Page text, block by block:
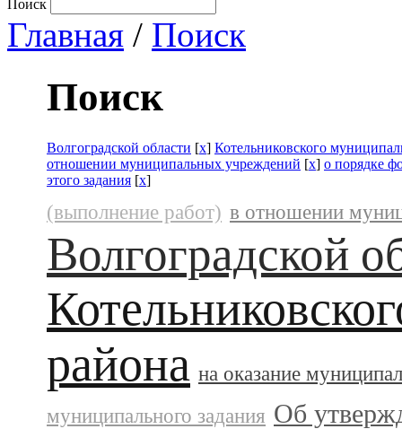
Поиск
Главная / Поиск
Поиск
Волгоградской области [x] Котельниковского
отношении муниципальных учреждений [x] о порядке
этого задания [x]
(выполнение работ) в отношении
Волгоградской
района на оказание
муниципального задания Об